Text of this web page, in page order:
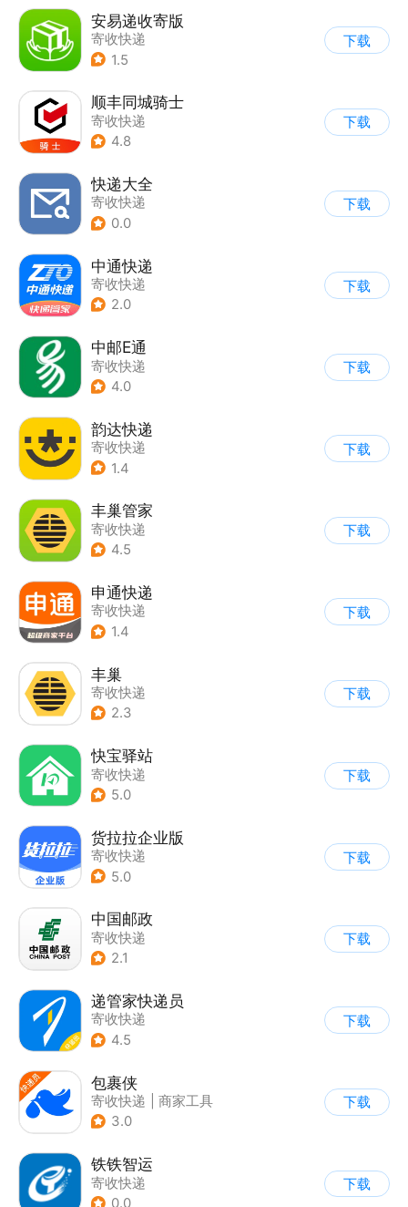
安易递收寄版
寄收快递
1.5
下载
顺丰同城骑士
寄收快递
4.8
下载
快递大全
寄收快递
0.0
下载
中通快递
寄收快递
2.0
下载
中邮E通
寄收快递
4.0
下载
韵达快递
寄收快递
1.4
下载
丰巢管家
寄收快递
4.5
下载
申通快递
寄收快递
1.4
下载
丰巢
寄收快递
2.3
下载
快宝驿站
寄收快递
5.0
下载
货拉拉企业版
寄收快递
5.0
下载
中国邮政
寄收快递
2.1
下载
递管家快递员
寄收快递
4.5
下载
包裹侠
寄收快递
商家工具
3.0
下载
铁铁智运
寄收快递
0.0
下载